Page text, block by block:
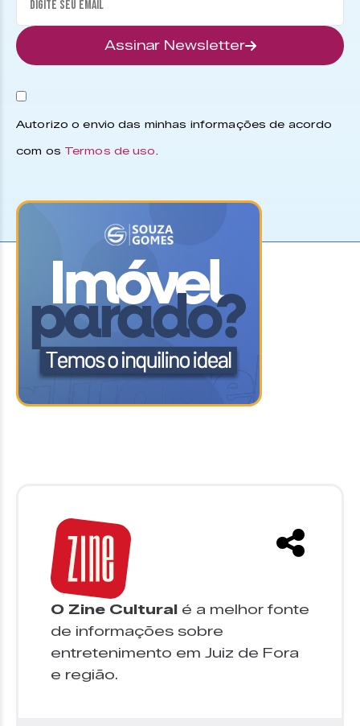
Assinar Newsletter
Autorizo o envio das minhas informações de acordo
com os Termos de uso.
O Zine Cultural é a melhor fonte
de informações sobre
entretenimento em Juiz de Fora
e região.